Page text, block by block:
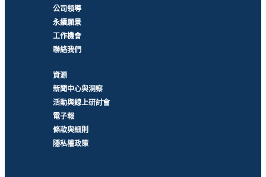
公司領導
永續願景
工作機會
聯絡我們
資源
新聞中心與洞察
活動與線上研討會
電子報
條款與細則
隱私權政策